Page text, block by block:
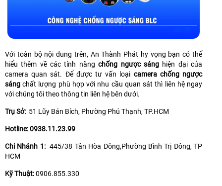
Với toàn bộ nội dung trên, An Thành Phát hy vọng bạn có thể
hiểu thêm về các tính năngchống ngược sánghiện đại của
camera quan sát. Để được tư vấn loại camera chống ngược
sáng chất lượng phù hợp với nhu cầu quan sát thì liên hệ ngay
với chúng tôi theo thông tin liên hệ bên dưới.
Trụ Sở: 51 Lũy Bán Bích, Phường Phú Thạnh, TP.HCM
Hotline: 0938.11.23.99
Chi Nhánh 1: 445/38 Tân Hòa Đông,Phường Bình Trị Đông, TP
HCM
Kỹ Thuật:0906.855.330